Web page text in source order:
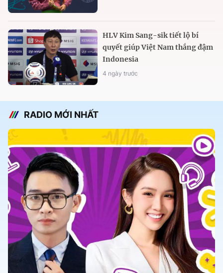
HLV Kim Sang-sik tiết lộ bí
quyết giúp Việt Nam thắng đậm
Indonesia
4 ngày trước
RADIO MỚI NHẤT